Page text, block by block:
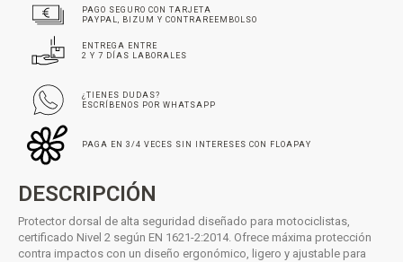
PAGO SEGURO CON TARJETA
PAYPAL, BIZUM Y CONTRAREEMBOLSO
ENTREGA ENTRE
2 Y 7 DÍAS LABORALES
¿TIENES DUDAS?
ESCRÍBENOS POR WHATSAPP
PAGA EN 3/4 VECES SIN INTERESES CON FLOAPAY
DESCRIPCIÓN
Protector dorsal de alta seguridad diseñado para motociclistas,
certificado Nivel 2 según EN 1621-2:2014. Ofrece máxima protección
contra impactos con un diseño ergonómico, ligero y ajustable para